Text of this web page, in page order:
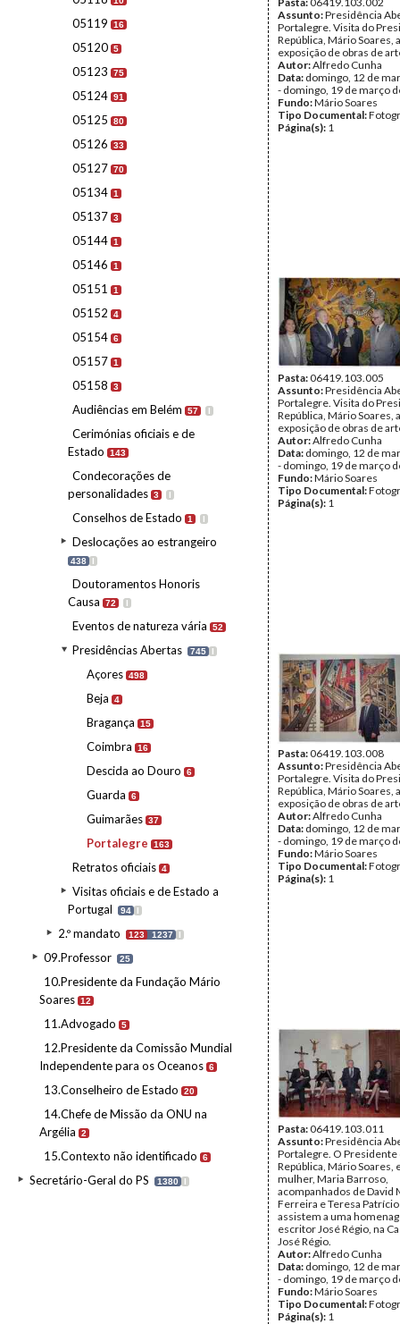
05119 16
05120 5
05123 75
05124 91
05125 80
05126 33
05127 70
05134 1
05137 3
05144 1
05146 1
05151 1
05152 4
05154 6
05157 1
05158 3
Audiências em Belém 57 I
Cerimónias oficiais e de
Estado
143
Condecorações de
personalidades 3 I
Conselhos de Estado 1 I
Deslocações ao estrangeiro
438 I
Doutoramentos Honoris
Causa
72 I
Eventos de natureza vária 52
Presidências Abertas 745 I
Açores 498
Beja 4
Bragança 15
Coimbra 16
Descida ao Douro 6
Guarda 6
Guimarães 37
Portalegre 163
Retratos oficiais 4
Visitas oficiais e de Estado a
Portugal
94 I
2.º mandato 123 1237 I
09.Professor 25
10.Presidente da Fundação Mário
Soares 12
11.Advogado 5
12.Presidente da Comissão Mundial
Independente para os Oceanos 6
13.Conselheiro de Estado 20
14.Chefe de Missão da ONU na
Argélia
2
15.Contexto não identificado 6
Secretário-Geral do PS 1380 I
Assunto:Presidência
Portalegre. Visita do
República, Mário Soares,
exposição de obras de
Autor:Alfredo Cunha
Data: domingo, 12 de
- domingo, 19 de março
Fundo:Mário Soares
Tipo Documental:
Página(s): 1
Pasta:06419.103.005
Assunto:Presidência
Portalegre. Visita do
República, Mário Soares,
exposição de obras de
Autor:Alfredo Cunha
Data: domingo, 12 de
- domingo, 19 de março
Fundo:Mário Soares
Tipo Documental:
Página(s): 1
Pasta:06419.103.008
Assunto:Presidência
Portalegre. Visita do
República, Mário Soares,
exposição de obras de
Autor:Alfredo Cunha
Data: domingo, 12 de
- domingo, 19 de março
Fundo:Mário Soares
Tipo Documental:
Página(s): 1
Pasta:06419.103.011
Assunto:Presidência
Portalegre. O Presidente
República, Mário Soares,
mulher, Maria Barroso,
acompanhados de David
Ferreira e Teresa
assistem a uma
escritor José Régio, na
José Régio.
Autor:Alfredo Cunha
Data: domingo, 12 de
- domingo, 19 de março
Fundo:Mário Soares
Tipo Documental:
Página(s): 1